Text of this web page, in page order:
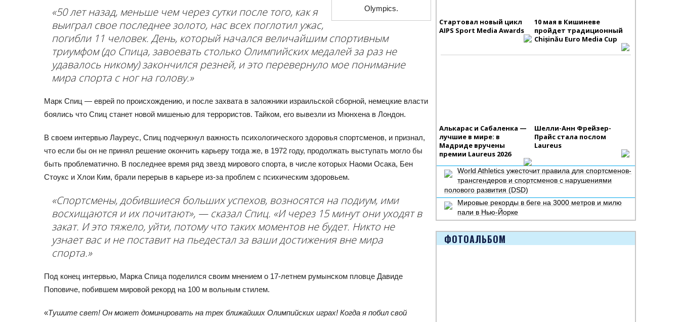
Olympics.
«50 лет назад, меньше чем через сутки после того, как я
выиграл свое последнее золото, нас всех поглотил ужас,
погибли 11 человек. День, который начался величайшим спортивным
триумфом (до Спица, завоевать столько Олимпийских медалей за раз не
удавалось никому) закончился резней, и это перевернуло мое понимание
мира спорта с ног на голову.»
Марк Спиц — еврей по происхождению, и после захвата в заложники израильской сборной, немецкие власти
боялись что Спиц станет новой мишенью для террористов. Тайком, его вывезли из Мюнхена в Лондон.
В своем интервью Лауреус, Спиц подчеркнул важность психологического здоровья спортсменов, и признал,
что если бы он не принял решение окончить карьеру тогда же, в 1972 году, продолжать выступать могло бы
быть проблематично. В последнее время ряд звезд мирового спорта, в числе которых Наоми Осака, Бен
Стоукс и Хлои Ким, брали перерыв в карьере из-за проблем с психическим здоровьем.
«Спортсмены, добившиеся больших успехов, возносятся на подиум, ими
восхищаются и их почитают», — сказал Спиц. «И через 15 минут они уходят в
закат. И это тяжело, уйти, потому что таких моментов не будет. Никто не
узнает вас и не поставит на пьедестал за ваши достижения вне мира
спорта.»
Под конец интервью, Марка Спица поделился своим мнением о 17-летнем румынском пловце Давиде
Поповиче, побившем мировой рекорд на 100 м вольным стилем.
«Тушите свет! Он может доминировать на трех ближайших Олимпийских играх! Когда я побил свой
Стартовал новый цикл
AIPS Sport Media Awards
10 мая в Кишиневе
пройдет традиционный
Chișinău Euro Media Cup
Алькарас и Сабаленка —
лучшие в мире: в
Мадриде вручены
премии Laureus 2026
Шелли-Анн Фрейзер-
Прайс стала послом
Laureus
World Athletics ужесточит правила для спортсменов-
трансгендеров и спортсменов с нарушениями
полового развития (DSD)
Мировые рекорды в беге на 3000 метров и милю
пали в Нью-Йорке
ФОТОАЛЬБОМ